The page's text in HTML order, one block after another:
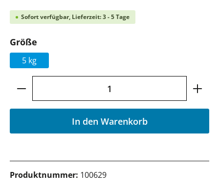
Sofort verfügbar, Lieferzeit: 3 - 5 Tage
Größe
5 kg
Produkt Anzahl: Gib den gewünschten
In den Warenkorb
Produktnummer: 100629